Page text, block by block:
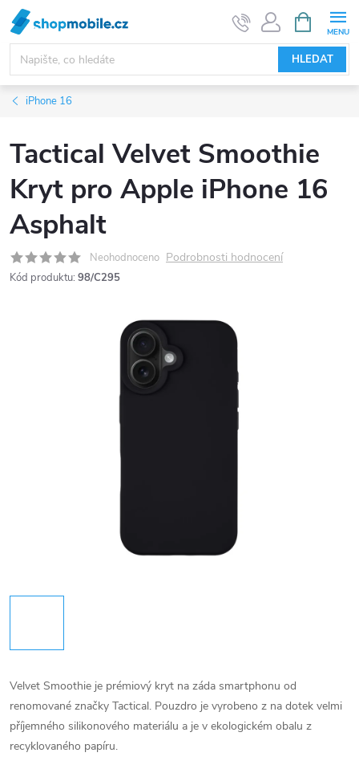
Přejít
na
obsah
HLEDAT
NÁKUPNÍ
KOŠÍK
iPhone 16
Tactical Velvet Smoothie
Kryt pro Apple iPhone 16
Asphalt
Neohodnoceno Podrobnosti hodnocení
Kód produktu: 98/C295
Velvet Smoothie je prémiový kryt na záda smartphonu od
renomované značky Tactical. Pouzdro je vyrobeno z na dotek velmi
příjemného silikonového materiálu a je v ekologickém obalu z
recyklovaného papíru.